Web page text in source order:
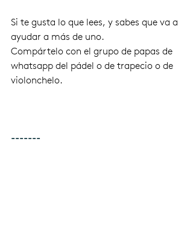
Si te gusta lo que lees, y sabes que va a
ayudar a más de uno.
Compártelo con el grupo de papas de
whatsapp del pádel o de trapecio o de
violonchelo.
-------